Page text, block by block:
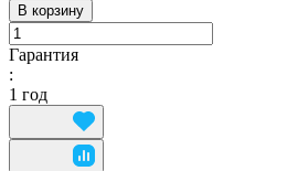
В корзину
Гарантия
:
1 год